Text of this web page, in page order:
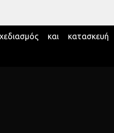
και κατασκευή